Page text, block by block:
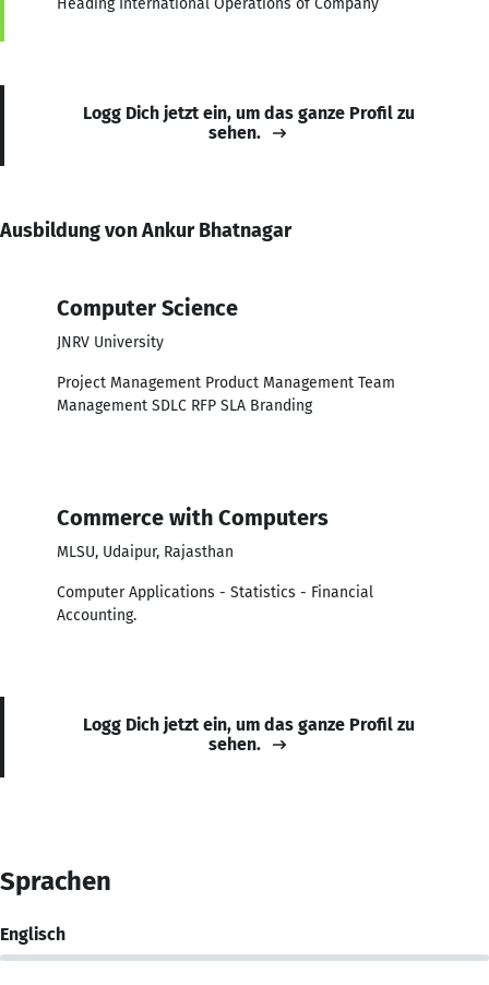
Logg Dich jetzt ein, um das ganze Profil zu
sehen.
Ausbildung von Ankur Bhatnagar
Computer Science
JNRV University
Project Management Product Management Team
Management SDLC RFP SLA Branding
Commerce with Computers
MLSU, Udaipur, Rajasthan
Computer Applications - Statistics - Financial
Accounting.
Logg Dich jetzt ein, um das ganze Profil zu
sehen.
Sprachen
Englisch